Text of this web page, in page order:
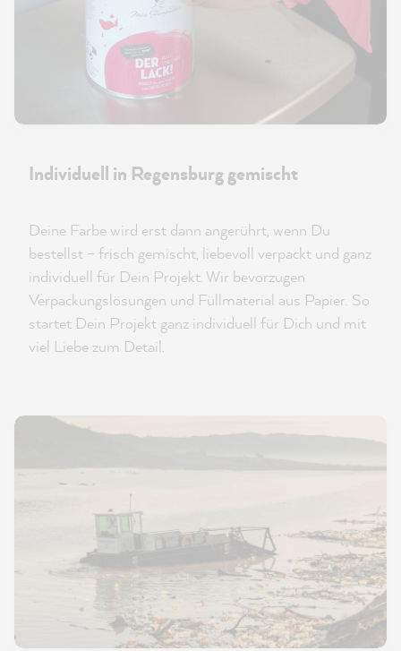
Individuell in Regensburg gemischt
Deine Farbe wird erst dann angerührt, wenn Du
bestellst – frisch gemischt, liebevoll verpackt und ganz
individuell für Dein Projekt. Wir bevorzugen
Verpackungslösungen und Füllmaterial aus Papier. So
startet Dein Projekt ganz individuell für Dich und mit
viel Liebe zum Detail.